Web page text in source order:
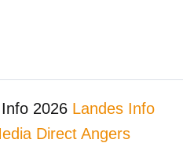
2026 Landes Info
Direct Angers